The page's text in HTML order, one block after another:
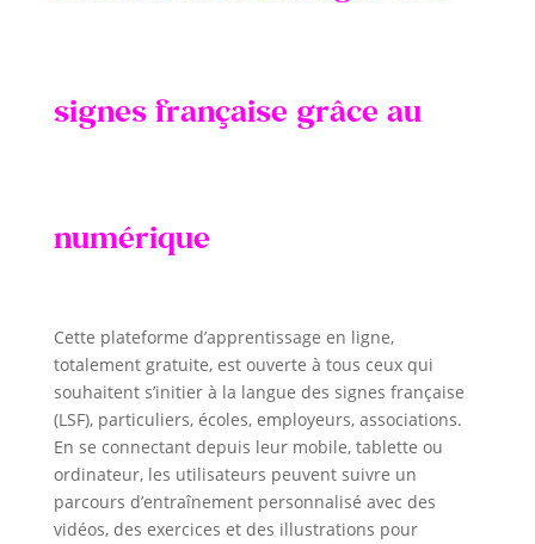
signes française grâce au
numérique
Cette plateforme d’apprentissage en ligne,
totalement gratuite, est ouverte à tous ceux qui
souhaitent s’initier à la langue des signes française
(LSF), particuliers, écoles, employeurs, associations.
En se connectant depuis leur mobile, tablette ou
ordinateur, les utilisateurs peuvent suivre un
parcours d’entraînement personnalisé avec des
vidéos, des exercices et des illustrations pour